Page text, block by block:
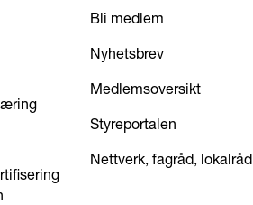
Bli medlem
Nyhetsbrev
Medlemsoversikt
Styreportalen
Nettverk, fagråd, lokalråd